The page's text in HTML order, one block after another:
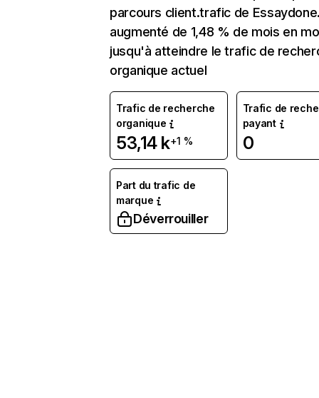
parcours client.trafic de
augmenté de 1,48 % de mois en
jusqu'à atteindre le trafic de
organique actuel
Trafic de recherche
organique
53,14 k+1 %
Trafic de
payant
0
Part du trafic de
marque
Déverrouiller